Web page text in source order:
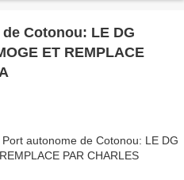
Cotonou: LE DG
ET REMPLACE